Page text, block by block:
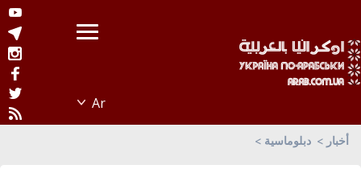
أخبار دبلوماسية